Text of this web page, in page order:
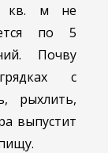
кв. м не
по 5
Почву
с
рыхлить,
выпустит